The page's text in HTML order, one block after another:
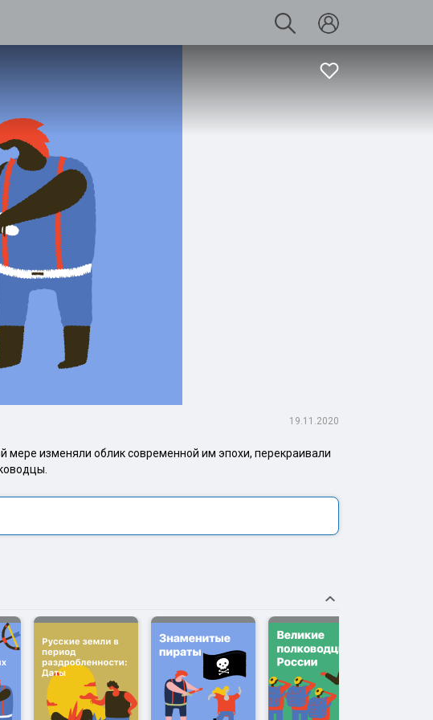
19.11.2020
мере изменяли облик современной им эпохи, перекраивали